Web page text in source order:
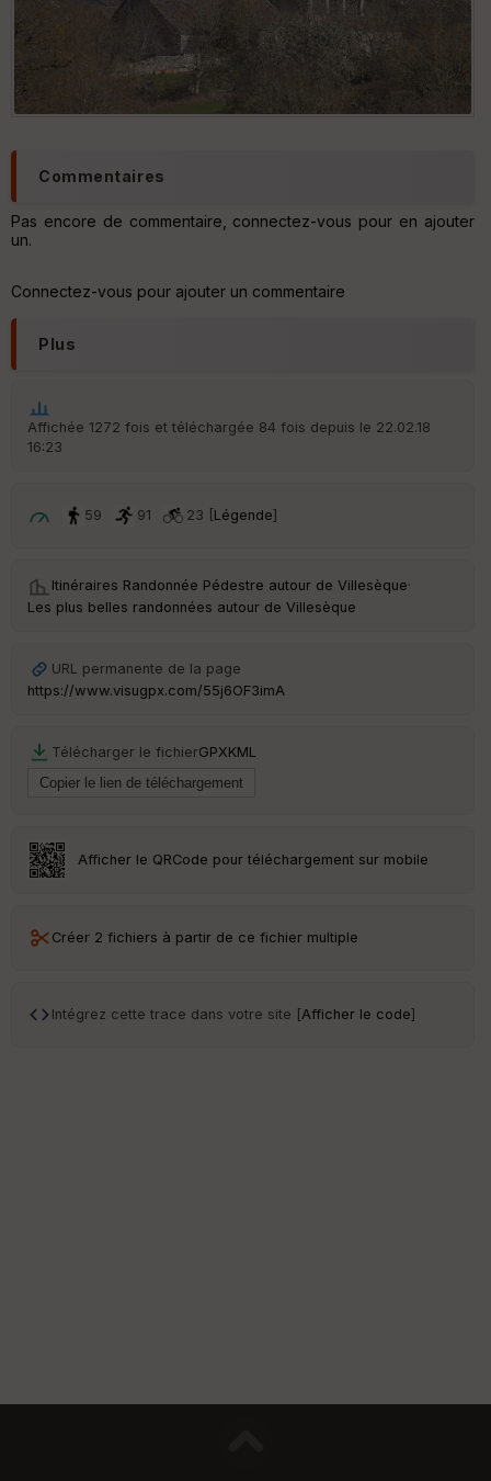
Commentaires
Pas encore de commentaire, connectez-vous pour en ajouter
un.
Connectez-vous pour ajouter un commentaire
Plus
Affichée 1272 fois et téléchargée 84 fois depuis le 22.02.18
16:23
59 91 23 [Légende]
Itinéraires Randonnée Pédestre autour de Villesèque·
Les plus belles randonnées autour de Villesèque
URL permanente de la page
https://www.visugpx.com/55j6OF3imA
Télécharger le fichierGPXKML
Afficher le QRCode pour téléchargement sur mobile
Créer 2 fichiers à partir de ce fichier multiple
Intégrez cette trace dans votre site [Afficher le code]